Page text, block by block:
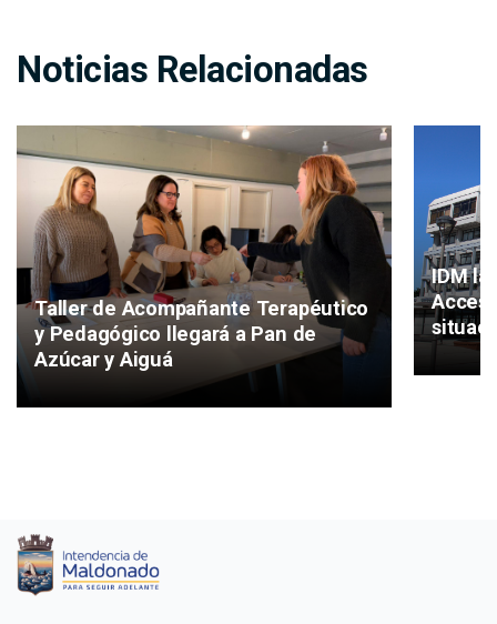
Noticias Relacionadas
Taller de Acompañante Terapéutico
y Pedagógico llegará a Pan de
Azúcar y Aiguá
IDM